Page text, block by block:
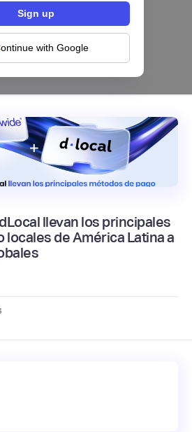
with Google
dividiendo en dos
la IA | Mambu
llevan los principales
locales de América Latina a